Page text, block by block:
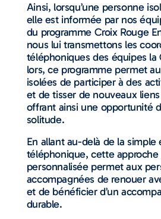
Ainsi, lorsqu’une personne
elle est informée par nos
du programme Croix Rouge
nous lui transmettons les
téléphoniques des équipes la
lors, ce programme permet
isolées de participer à des
et de tisser de nouveaux
offrant ainsi une opportunité
solitude.
En allant au-delà de la simple
téléphonique, cette
personnalisée permet aux
accompagnées de renouer
et de bénéficier d’un
durable.